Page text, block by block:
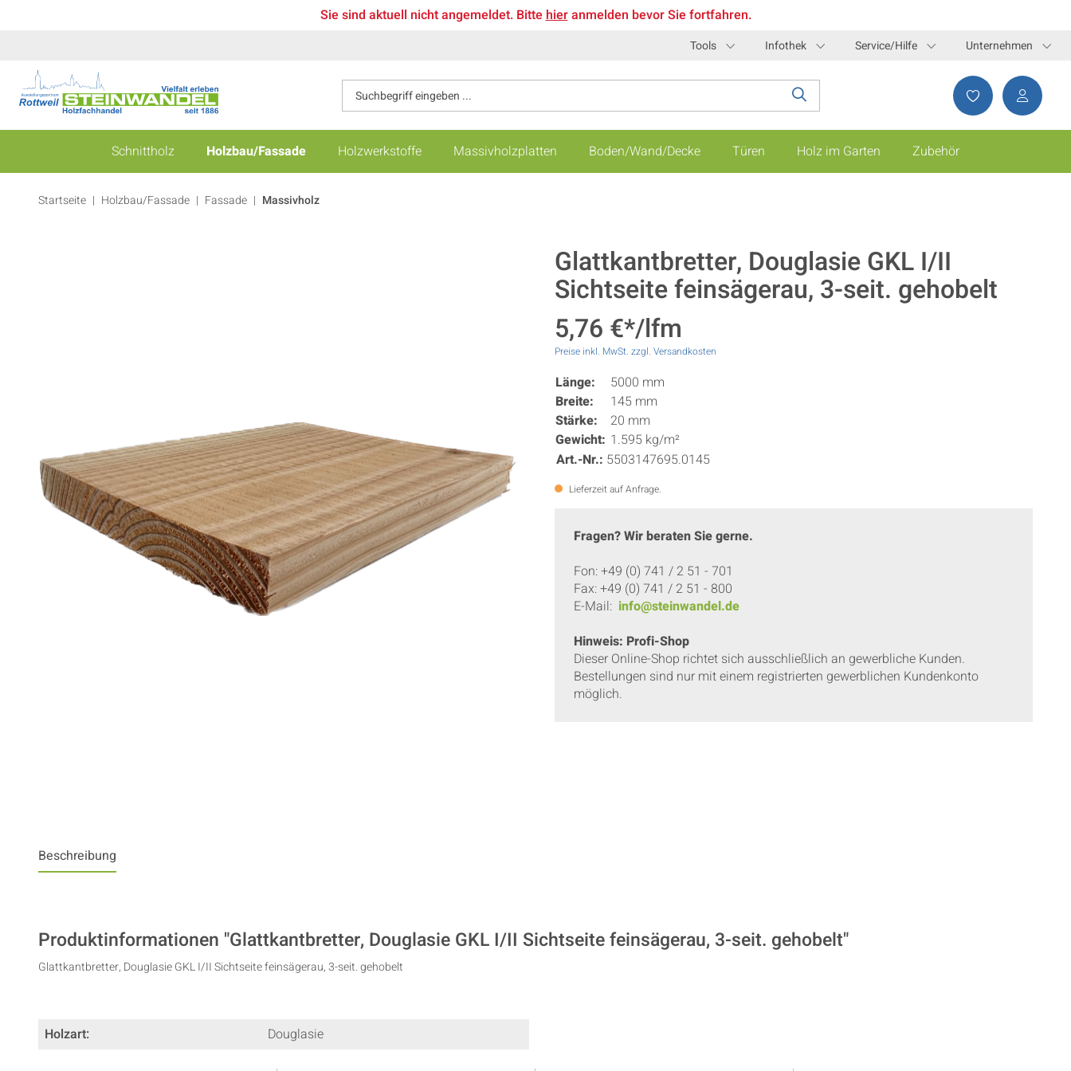
Sie sind aktuell nicht angemeldet. Bittehieranmelden bevor Sie fortfahren.
Tools Infothek Service/Hilfe Unternehmen
Schnittholz Holzbau/Fassade Holzwerkstoffe Massivholzplatten Boden/Wand/Decke Türen Holz im Garten Zubehör
Startseite Holzbau/Fassade | Fassade | Massivholz
Glattkantbretter, Douglasie GKL I/II
Sichtseite feinsägerau, 3-seit. gehobelt
5,76 €*/lfm
Preise inkl. MwSt. zzgl. Versandkosten
Länge:
5000 mm
Breite:
145 mm
Stärke:
20 mm
Gewicht: 1.595 kg/m²
Art.-Nr.: 5503147695.0145
Lieferzeit auf Anfrage.
Fragen? Wir beraten Sie gerne.
Fon: +49 (0) 741 / 2 51 - 701
Fax: +49 (0) 741 / 2 51 - 800
E-Mail: info@steinwandel.de
Hinweis: Profi-Shop
Dieser Online-Shop richtet sich ausschließlich an gewerbliche Kunden.
Bestellungen sind nur mit einem registrierten gewerblichen Kundenkonto
möglich.
Beschreibung
Produktinformationen "Glattkantbretter, Douglasie GKL I/II Sichtseite feinsägerau, 3-seit. gehobelt"
Glattkantbretter, Douglasie GKL I/II Sichtseite feinsägerau, 3-seit. gehobelt
Holzart: Douglasie